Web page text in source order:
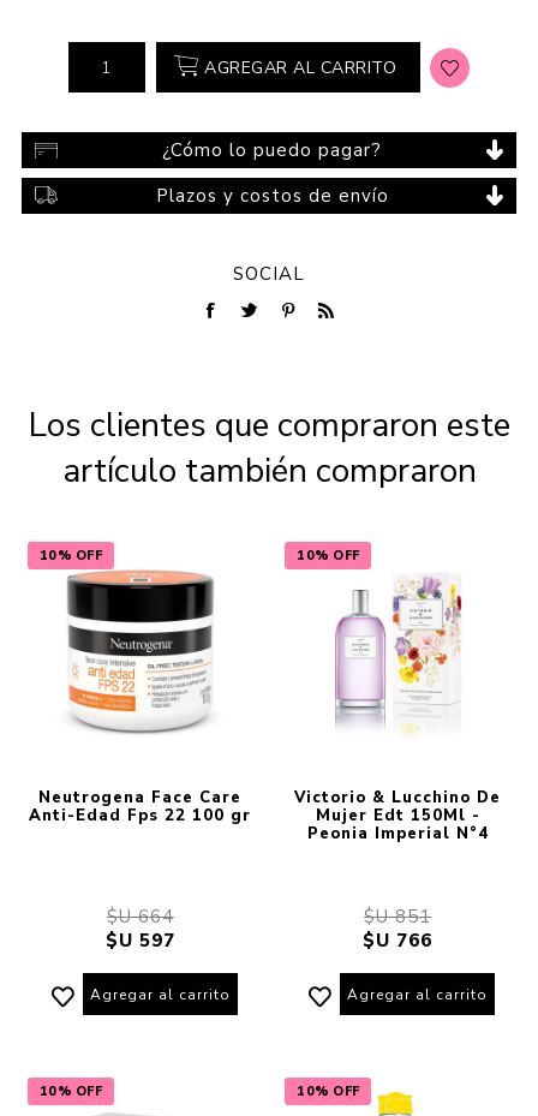
AGREGAR AL CARRITO
¿Cómo lo puedo pagar?
Plazos y costos de envío
SOCIAL
Los clientes que compraron este
artículo también compraron
10% OFF
Neutrogena Face Care
Anti-Edad Fps 22 100 gr
$U 664
$U 597
Agregar al carrito
10% OFF
Victorio & Lucchino De
Mujer Edt 150Ml -
Peonia Imperial N°4
$U 851
$U 766
Agregar al carrito
10% OFF 10% OFF